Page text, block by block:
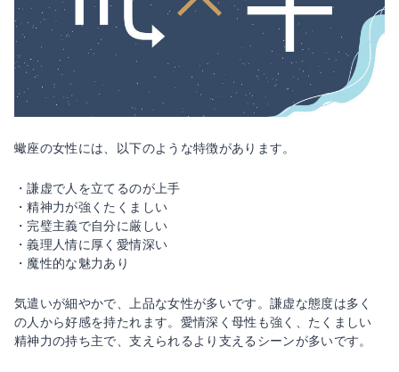
蠍座の女性には、以下のような特徴があります。
・謙虚で人を立てるのが上手
・精神力が強くたくましい
・完璧主義で自分に厳しい
・義理人情に厚く愛情深い
・魔性的な魅力あり
気遣いが細やかで、上品な女性が多いです。謙虚な態度は多く
の人から好感を持たれます。愛情深く母性も強く、たくましい
精神力の持ち主で、支えられるより支えるシーンが多いです。